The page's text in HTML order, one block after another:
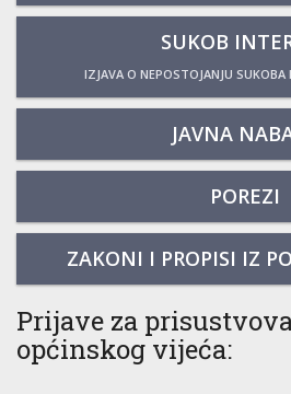
SUKOB
IZJAVA O NEPOSTOJANJU SUKOBA
JAVNA
POREZI
ZAKONI I PROPISI IZ
Prijave za
općinskog vijeća: